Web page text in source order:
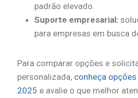
padrão elevado.
Suporte empresarial:
para empresas em busca
Para comparar opções e
personalizada, conheça
2025 e avalie o que melhor